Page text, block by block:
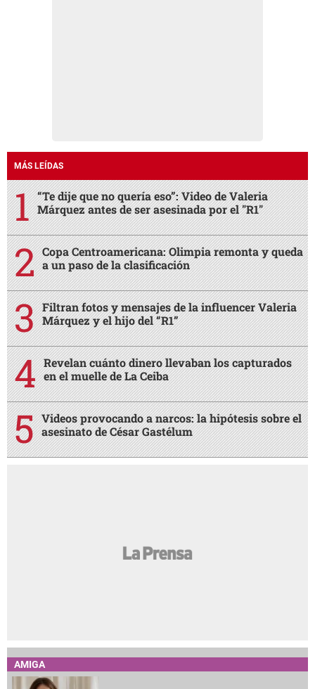
MÁS LEÍDAS
“Te dije que no quería eso”: Video de Valeria
Márquez antes de ser asesinada por el "R1"
Copa Centroamericana: Olimpia remonta y queda
a un paso de la clasificación
Filtran fotos y mensajes de la influencer Valeria
Márquez y el hijo del “R1”
Revelan cuánto dinero llevaban los capturados
en el muelle de La Ceiba
Videos provocando a narcos: la hipótesis sobre el
asesinato de César Gastélum
AMIGA